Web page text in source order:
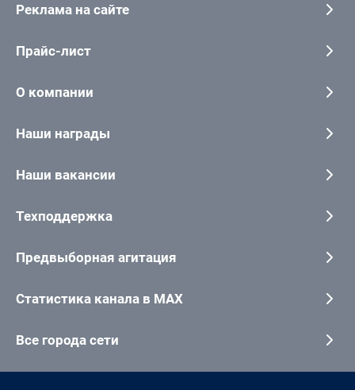
Реклама на сайте
Прайс-лист
О компании
Наши награды
Наши вакансии
Техподдержка
Предвыборная агитация
Статистика канала в MAX
Все города сети